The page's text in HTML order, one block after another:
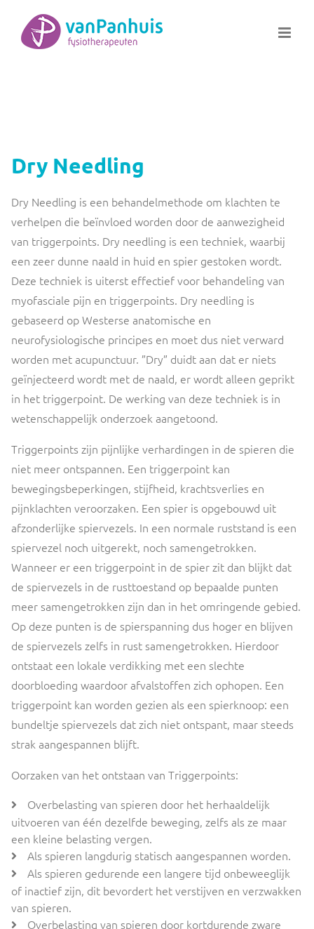
inhoud
Dry Needling
Dry Needling is een behandelmethode om klachten te
verhelpen die beïnvloed worden door de aanwezigheid
van triggerpoints. Dry needling is een techniek, waarbij
een zeer dunne naald in huid en spier gestoken wordt.
Deze techniek is uiterst effectief voor behandeling van
myofasciale pijn en triggerpoints. Dry needling is
gebaseerd op Westerse anatomische en
neurofysiologische principes en moet dus niet verward
worden met acupunctuur. ”Dry” duidt aan dat er niets
geïnjecteerd wordt met de naald, er wordt alleen geprikt
in het triggerpoint. De werking van deze techniek is in
wetenschappelijk onderzoek aangetoond.
Triggerpoints zijn pijnlijke verhardingen in de spieren die
niet meer ontspannen. Een triggerpoint kan
bewegingsbeperkingen, stijfheid, krachtsverlies en
pijnklachten veroorzaken. Een spier is opgebouwd uit
afzonderlijke spiervezels. In een normale ruststand is een
spiervezel noch uitgerekt, noch samengetrokken.
Wanneer er een triggerpoint in de spier zit dan blijkt dat
de spiervezels in de rusttoestand op bepaalde punten
meer samengetrokken zijn dan in het omringende gebied.
Op deze punten is de spierspanning dus hoger en blijven
de spiervezels zelfs in rust samengetrokken. Hierdoor
ontstaat een lokale verdikking met een slechte
doorbloeding waardoor afvalstoffen zich ophopen. Een
triggerpoint kan worden gezien als een spierknoop: een
bundeltje spiervezels dat zich niet ontspant, maar steeds
strak aangespannen blijft.
Oorzaken van het ontstaan van Triggerpoints:
Overbelasting van spieren door het herhaaldelijk
uitvoeren van één dezelfde beweging, zelfs als ze maar
een kleine belasting vergen.
Als spieren langdurig statisch aangespannen worden.
Als spieren gedurende een langere tijd onbeweeglijk
of inactief zijn, dit bevordert het verstijven en verzwakken
van spieren.
Overbelasting van spieren door kortdurende zware